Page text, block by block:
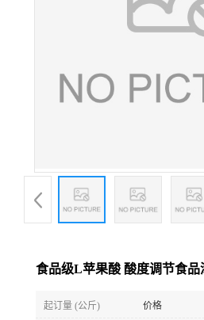
食品级L苹果酸 酸度调节食品
起订量 (公斤) 价格